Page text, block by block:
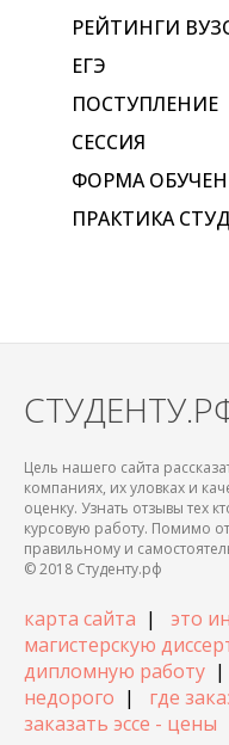
РЕЙТИНГИ
ЕГЭ
ПОСТУПЛЕНИЕ
СЕССИЯ
ФОРМА
ПРАКТИКА
Цель нашего сайта
компаниях, их уловках и
оценку. Узнать отзывы тех
курсовую работу. Помимо
правильному и
© 2018 Студенту.рф
карта сайта | это
магистерскую
дипломную работу |
недорого | где
заказать эссе - цены